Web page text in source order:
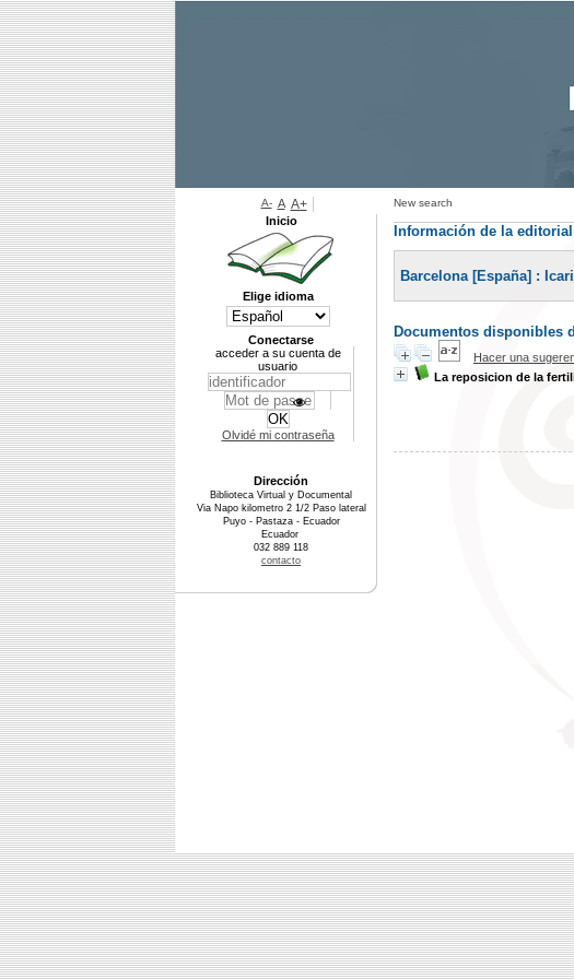
New search
Información de la editorial
Barcelona [España] :
Documentos disponibles
Hacer una
La reposicion de la
A- A A+
Inicio
Elige idioma
Conectarse
acceder a su cuenta de
usuario
Olvidé mi contraseña
Dirección
Biblioteca Virtual y Documental
Via Napo kilometro 2 1/2 Paso lateral
Puyo - Pastaza - Ecuador
Ecuador
032 889 118
contacto